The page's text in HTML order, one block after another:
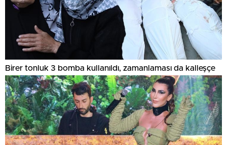
Birer tonluk 3 bomba kullanıldı, zamanlaması da kalleşçe